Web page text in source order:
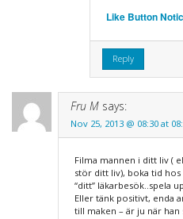
Like Button
Reply
Fru M says:
Nov 25, 2013 @ 08:30 at
Filma mannen i ditt liv (
stör ditt liv), boka tid
“ditt” läkarbesök..spela
Eller tänk positivt, enda
till maken – är ju när han